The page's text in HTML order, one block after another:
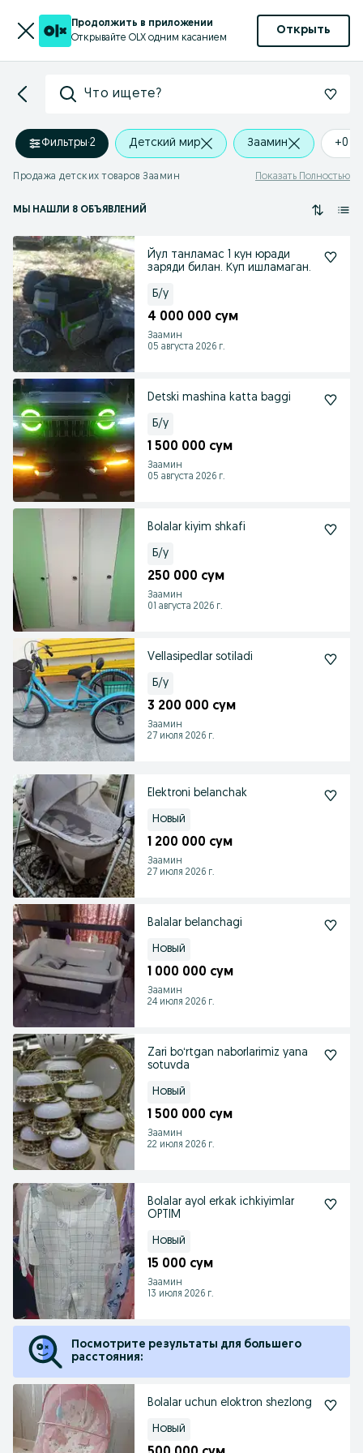
Продолжить в приложении
Открывайте OLX одним касанием
Открыть
Что ищете?
Фильтры·2 Детский мир Заамин +0
Продажа детских товаров Заамин Показать Полностью
МЫ НАШЛИ 8 ОБЪЯВЛЕНИЙ
Йул танламас 1 кун юради
заряди билан. Куп ишламаган.
Б/у
4 000 000 сум
Заамин
05 августа 2026 г.
Detski mashina katta baggi
Б/у
1 500 000 сум
Заамин
05 августа 2026 г.
Bolalar kiyim shkafi
Б/у
250 000 сум
Заамин
01 августа 2026 г.
Vellasipedlar sotiladi
Б/у
3 200 000 сум
Заамин
27 июля 2026 г.
Elektroni belanchak
Новый
1 200 000 сум
Заамин
27 июля 2026 г.
Balalar belanchagi
Новый
1 000 000 сум
Заамин
24 июля 2026 г.
Zari boʻrtgan naborlarimiz yana
sotuvda
Новый
1 500 000 сум
Заамин
22 июля 2026 г.
Bolalar ayol erkak ichkiyimlar
OPTIM
Новый
15 000 сум
Заамин
13 июля 2026 г.
Посмотрите результаты для большего
расстояния:
Bolalar uchun eloktron shezlong
Новый